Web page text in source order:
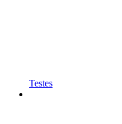
Testes